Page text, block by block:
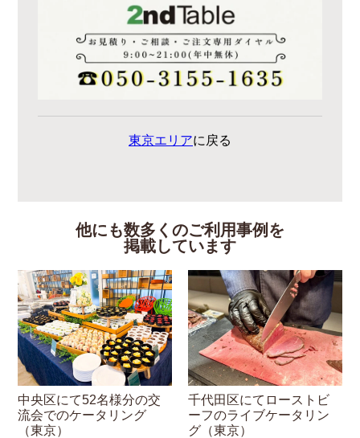
東京エリアに戻る
他にも数多くのご利用事例を
掲載しています
中央区にて52名様分の交
流会でのケータリング
（東京）
千代田区にてローストビ
ーフのライブケータリン
グ（東京）